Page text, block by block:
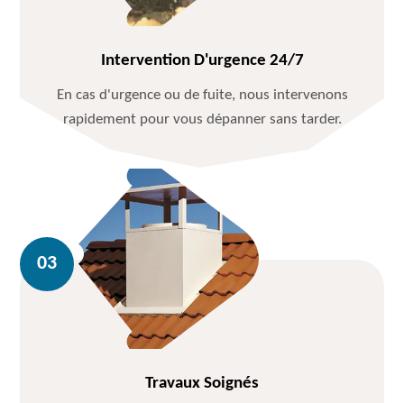
Intervention D'urgence 24/7
En cas d'urgence ou de fuite, nous intervenons
rapidement pour vous dépanner sans tarder.
Travaux Soignés